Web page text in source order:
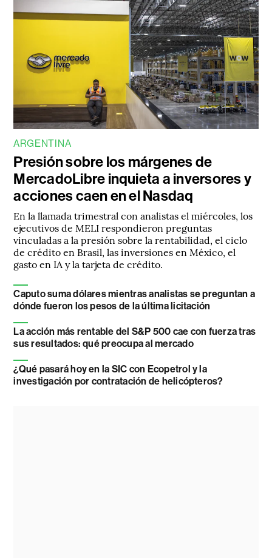
ARGENTINA
Presión sobre los márgenes de
MercadoLibre inquieta a inversores y
acciones caen en el Nasdaq
En la llamada trimestral con analistas el miércoles, los
ejecutivos de MELI respondieron preguntas
vinculadas a la presión sobre la rentabilidad, el ciclo
de crédito en Brasil, las inversiones en México, el
gasto en IA y la tarjeta de crédito.
Caputo suma dólares mientras analistas se preguntan a
dónde fueron los pesos de la última licitación
La acción más rentable del S&P 500 cae con fuerza tras
sus resultados: qué preocupa al mercado
¿Qué pasará hoy en la SIC con Ecopetrol y la
investigación por contratación de helicópteros?